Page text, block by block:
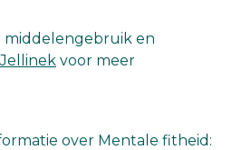
middelengebruik en
Jellinek voor meer
over Mentale fitheid: